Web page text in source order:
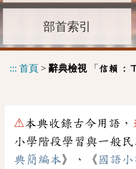
部首索引
::: 首頁 > 辭典檢視「 信賴 :
⚠本典收錄古今用語，
小學階段學習與一般
典簡編本》、《 國語